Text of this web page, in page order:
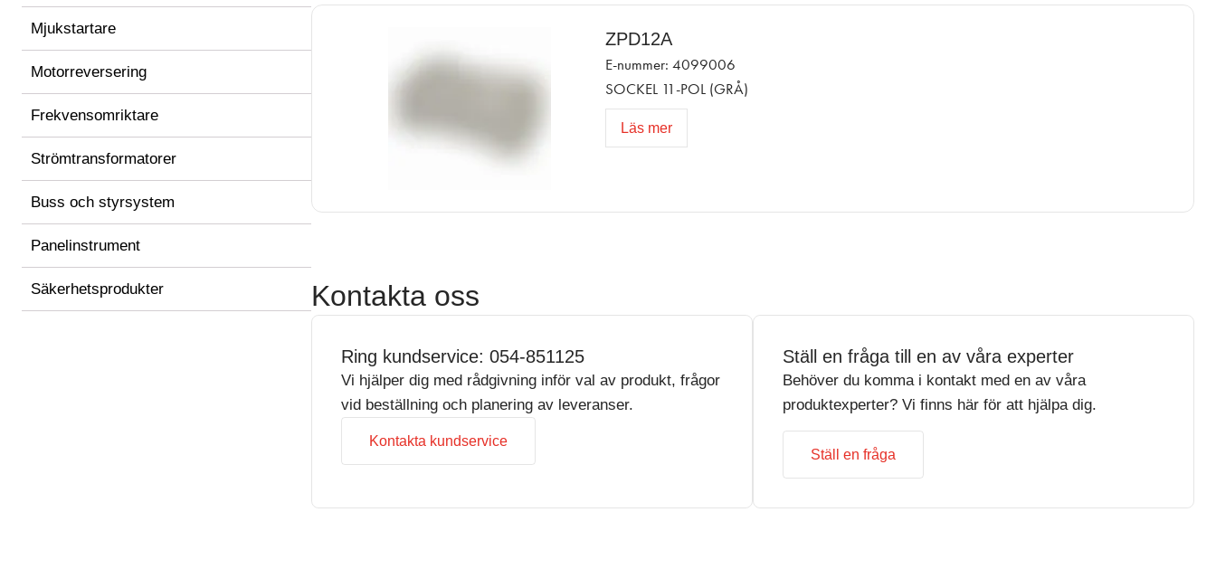
Mjukstartare
Motorreversering
Frekvensomriktare
Strömtransformatorer
Buss och styrsystem
Panelinstrument
Säkerhetsprodukter
ZPD12A
E-nummer: 4099006
SOCKEL 11-POL (GRÅ)
Läs mer
Kontakta oss
Ring kundservice: 054-851125
Vi hjälper dig med rådgivning inför val av produkt, frågor
vid beställning och planering av leveranser.
Kontakta kundservice
Ställ en fråga till en av våra experter
Behöver du komma i kontakt med en av våra
produktexperter? Vi finns här för att hjälpa dig.
Ställ en fråga